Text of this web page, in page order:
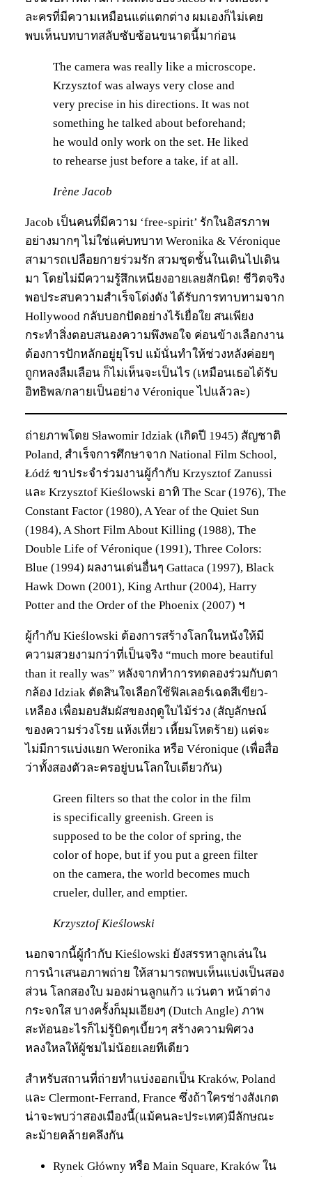
ละครที่มีความเหมือนแต่แตกต่าง ผมเองก็ไม่เคย
พบเห็นบทบาทสลับซับซ้อนขนาดนี้มาก่อน
The camera was really like a microscope.
Krzysztof was always very close and
very precise in his directions. It was not
something he talked about beforehand;
he would only work on the set. He liked
to rehearse just before a take, if at all.
Irène Jacob
Jacob เป็นคนที่มีความ ‘free-spirit’ รักในอิสรภาพ
อย่างมากๆ ไม่ใช่แค่บทบาท Weronika & Véronique
สามารถเปลือยกายร่วมรัก สวมชุดชั้นในเดินไปเดิน
มา โดยไม่มีความรู้สึกเหนียงอายเลยสักนิด! ชีวิตจริง
พอประสบความสำเร็จโด่งดัง ได้รับการทาบทามจาก
Hollywood กลับบอกปัดอย่างไร้เยื่อใย สนเพียง
กระทำสิ่งตอบสนองความพึงพอใจ ค่อนข้างเลือกงาน
ต้องการปักหลักอยู่ยุโรป แม้นั่นทำให้ช่วงหลังค่อยๆ
ถูกหลงลืมเลือน ก็ไม่เห็นจะเป็นไร (เหมือนเธอได้รับ
อิทธิพล/กลายเป็นอย่าง Véronique ไปแล้วละ)
ถ่ายภาพโดย Sławomir Idziak (เกิดปี 1945) สัญชาติ
Poland, สำเร็จการศึกษาจาก National Film School,
Łódź ขาประจำร่วมงานผู้กำกับ Krzysztof Zanussi
และ Krzysztof Kieślowski อาทิ The Scar (1976), The
Constant Factor (1980), A Year of the Quiet Sun
(1984), A Short Film About Killing (1988), The
Double Life of Véronique (1991), Three Colors:
Blue (1994) ผลงานเด่นอื่นๆ Gattaca (1997), Black
Hawk Down (2001), King Arthur (2004), Harry
Potter and the Order of the Phoenix (2007) ฯ
ผู้กำกับ Kieślowski ต้องการสร้างโลกในหนังให้มี
ความสวยงามกว่าที่เป็นจริง “much more beautiful
than it really was” หลังจากทำการทดลองร่วมกับตา
กล้อง Idziak ตัดสินใจเลือกใช้ฟิลเลอร์เฉดสีเขียว-
เหลือง เพื่อมอบสัมผัสของฤดูใบไม้ร่วง (สัญลักษณ์
ของความร่วงโรย แห้งเหี่ยว เหี้ยมโหดร้าย) แต่จะ
ไม่มีการแบ่งแยก Weronika หรือ Véronique (เพื่อสื่อ
ว่าทั้งสองตัวละครอยู่บนโลกใบเดียวกัน)
Green filters so that the color in the film
is specifically greenish. Green is
supposed to be the color of spring, the
color of hope, but if you put a green filter
on the camera, the world becomes much
crueler, duller, and emptier.
Krzysztof Kieślowski
นอกจากนี้ผู้กำกับ Kieślowski ยังสรรหาลูกเล่นใน
การนำเสนอภาพถ่าย ให้สามารถพบเห็นแบ่งเป็นสอง
ส่วน โลกสองใบ มองผ่านลูกแก้ว แว่นตา หน้าต่าง
กระจกใส บางครั้งก็มุมเอียงๆ (Dutch Angle) ภาพ
สะท้อนอะไรก็ไม่รู้บิดๆเบี้ยวๆ สร้างความพิศวง
หลงใหลให้ผู้ชมไม่น้อยเลยทีเดียว
สำหรับสถานที่ถ่ายทำแบ่งออกเป็น Kraków, Poland
และ Clermont-Ferrand, France ซึ่งถ้าใครช่างสังเกต
น่าจะพบว่าสองเมืองนี้(แม้คนละประเทศ)มีลักษณะ
ละม้ายคล้ายคลึงกัน
Rynek Główny หรือ Main Square, Kraków ใน